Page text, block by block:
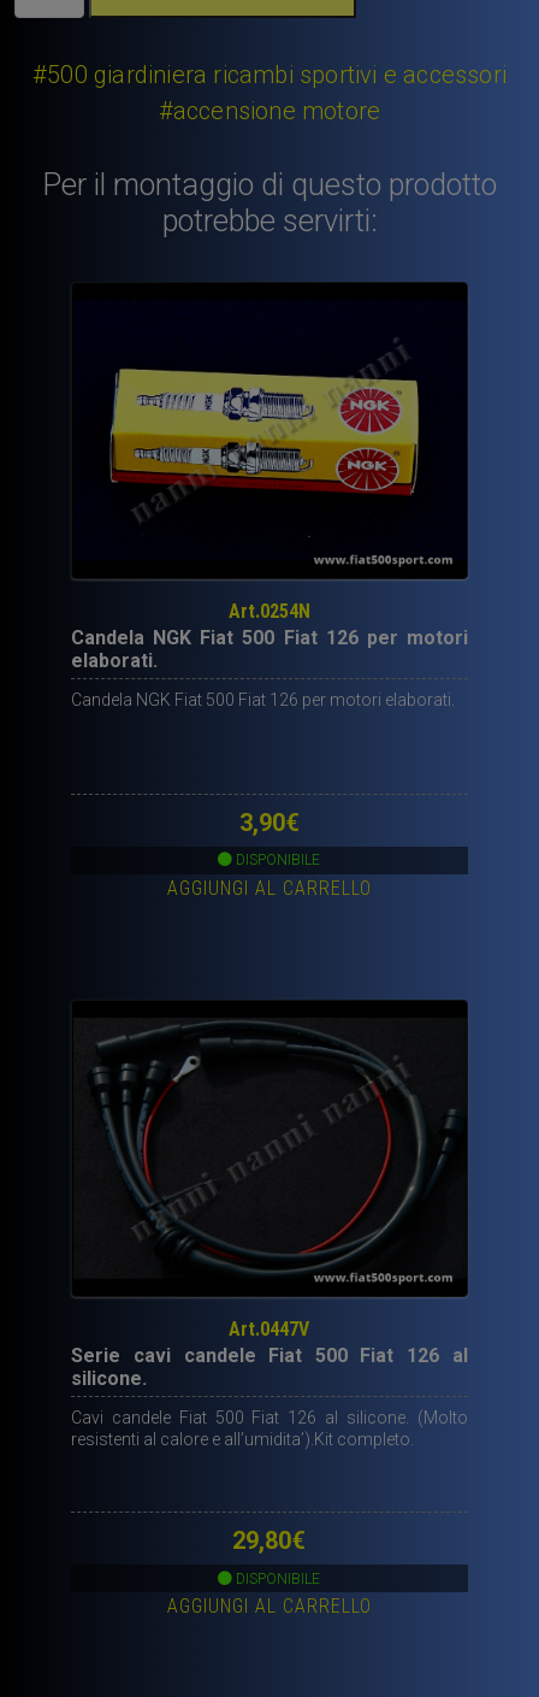
Fiat
Fiat
quantità
#500 giardiniera ricambi sportivi e accessori
#accensione motore
Per il montaggio di questo prodotto
potrebbe servirti:
Art.0254N
Candela NGK Fiat 500 Fiat 126 per motori
elaborati.
Candela NGK Fiat 500 Fiat 126 per motori elaborati.
3,90€
DISPONIBILE
AGGIUNGI AL CARRELLO
Art.0447V
Serie cavi candele Fiat 500 Fiat 126 al
silicone.
Cavi candele Fiat 500 Fiat 126 al silicone. (Molto
resistenti al calore e all’umidita’).Kit completo.
29,80€
DISPONIBILE
AGGIUNGI AL CARRELLO